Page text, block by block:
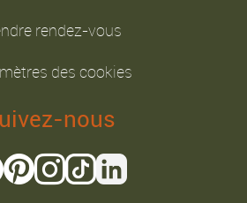
rendez-vous
des cookies
nous